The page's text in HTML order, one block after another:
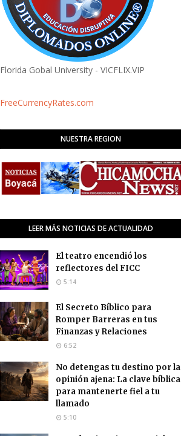
Florida Gobal University - VICFLIX.VIP
FreeCurrencyRates.com
NUESTRA REGION
LEER MÁS NOTICIAS DE ACTUALIDAD
El teatro encendió los
reflectores del FICC
5:14
El Secreto Bíblico para
Romper Barreras en tus
Finanzas y Relaciones
6:52
No detengas tu destino por la
opinión ajena: La clave bíblica
para mantenerte fiel a tu
llamado
5:10